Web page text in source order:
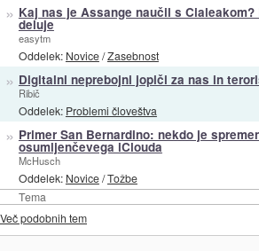
Tema
» Kaj nas je Assange naučil s Cialeakom?
deluje
easytm
Oddelek: Novice/Zasebnost
» Digitalni neprebojni jopiči za nas in
Ribič
Oddelek: Problemi človeštva
» Primer San Bernardino: nekdo je
osumljenčevega iClouda
McHusch
Oddelek: Novice/Tožbe
Več podobnih tem